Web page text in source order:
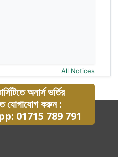
All Notices
অনার্স ভর্তির
যোগাযোগ করুন :
01715 789 791